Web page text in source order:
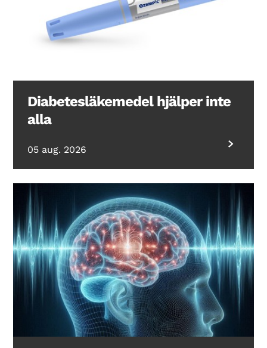
Diabetesläkemedel hjälper inte
alla
05 aug. 2026